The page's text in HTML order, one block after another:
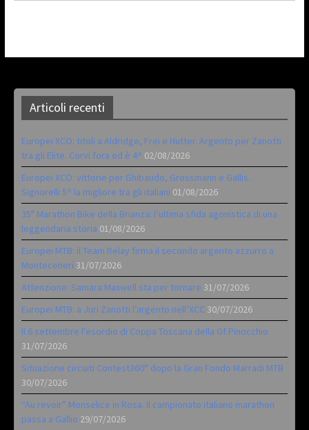
Articoli recenti
Europei XCO: titoli a Aldridge, Frei e Hutter. Argento per Zanotti
tra gli Elite. Corvi fora ed è 4^ 02/08/2026
Europei XCO: vittorie per Ghibaudo, Grossmann e Gallis.
Signorelli 5^ la migliore tra gli italiani 01/08/2026
35ª Marathon Bike della Brianza: l’ultima sfida agonistica di una
leggendaria storia 01/08/2026
Europei MTB: il Team Relay firma il secondo argento azzurro a
Monteceneri 31/07/2026
Attenzione: Samara Maxwell sta per tornare 31/07/2026
Europei MTB: a Juri Zanotti l’argento nell’XCC 30/07/2026
Il 6 settembre l’esordio di Coppa Toscana della Gf Pinocchio
31/07/2026
Situazione circuiti Contest360° dopo la Gran Fondo Marradi MTB
30/07/2026
“Au revoir” Monselice in Rosa. Il campionato italiano marathon
passa a Gallio 29/07/2026